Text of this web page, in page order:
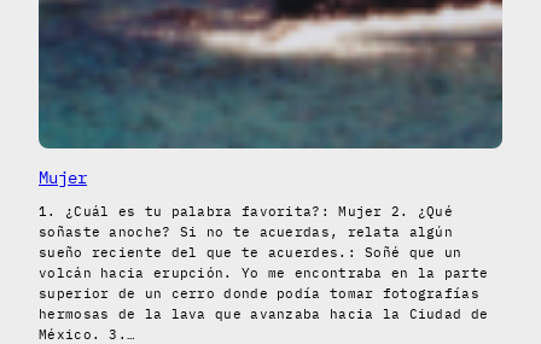
Mujer
1. ¿Cuál es tu palabra favorita?: Mujer 2. ¿Qué
soñaste anoche? Si no te acuerdas, relata algún
sueño reciente del que te acuerdes.: Soñé que un
volcán hacia erupción. Yo me encontraba en la parte
superior de un cerro donde podía tomar fotografías
hermosas de la lava que avanzaba hacia la Ciudad de
México. 3.…